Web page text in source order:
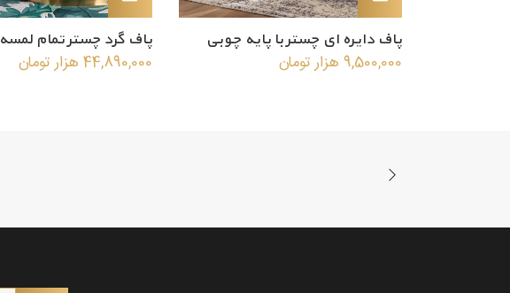
پاف دایره ای چستر با پایه چوبی
9,500,000 هزار تومان
پاف گرد چستر تمام لمسه
44,890,000 هزار تومان